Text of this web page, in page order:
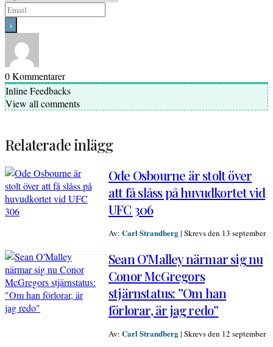
0Kommentarer
Inline Feedbacks
View all comments
Relaterade inlägg
Ode Osbourne är stolt över
att få slåss på huvudkortet vid
UFC 306
Av: Carl Strandberg| Skrevs den 13 september
Sean O’Malley närmar sig nu
Conor McGregors
stjärnstatus: ”Om han
förlorar, är jag redo”
Av: Carl Strandberg| Skrevs den 12 september